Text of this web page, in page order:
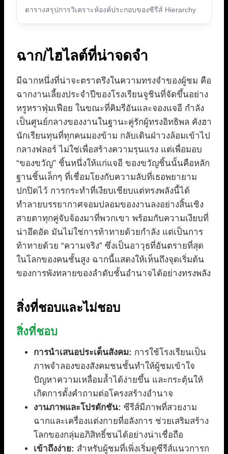
ตารางสรุปการวิเคราะห์องค์ประกอบของซีรีส์ Hierarchy
ฉาก/ไฮไลต์ที่น่าจดจำ
มีฉากหนึ่งที่น่าจะตราตรึงในความทรงจำของผู้ชม คือ
ฉากงานเลี้ยงประจำปีของโรงเรียนจูชินที่จัดขึ้นอย่าง
หรูหราฟุ่มเฟือย ในขณะที่คิมรีอันและจองแจอี กำลัง
เป็นศูนย์กลางของงานในฐานะคู่รักผู้ทรงอิทธิพล คังฮา
นักเรียนทุนที่ทุกคนมองข้าม กลับเดินฝ่าวงล้อมเข้าไป
กลางฟลอร์ ไม่ใช่เพื่อสร้างความรุนแรง แต่เพื่อมอบ
“ของขวัญ” ชิ้นหนึ่งให้แก่แจอี ของขวัญชิ้นนั้นคือหลัก
ฐานชิ้นเล็กๆ ที่เชื่อมโยงกับความลับที่เธอพยายาม
ปกปิดไว้ การกระทำที่เงียบเชียบแต่ทรงพลังนี้ได้
ทำลายบรรยากาศจอมปลอมของงานลงอย่างสิ้นเชิง
สายตาทุกคู่จับจ้องมาที่พวกเขา พร้อมกับความเงียบที่
น่าอึดอัด มันไม่ใช่การท้าทายด้วยกำลัง แต่เป็นการ
ท้าทายด้วย “ความจริง” ซึ่งเป็นอาวุธที่อันตรายที่สุด
ในโลกของคนชั้นสูง ฉากนี้แสดงให้เห็นถึงจุดเริ่มต้น
ของการพังทลายของลำดับชั้นอำนาจได้อย่างทรงพลัง
สิ่งที่ชอบและไม่ชอบ
สิ่งที่ชอบ
การนำเสนอประเด็นสังคม: การใช้โรงเรียนเป็น
ภาพจำลองของสังคมชนชั้นทำให้ผู้ชมเข้าใจ
ปัญหาความเหลื่อมล้ำได้ง่ายขึ้น และกระตุ้นให้
เกิดการตั้งคำถามต่อโครงสร้างอำนาจ
งานภาพและโปรดักชัน: ซีรีส์มีภาพที่สวยงาม
ฉากและเครื่องแต่งกายที่อลังการ ช่วยเสริมสร้าง
โลกของกลุ่มอภิสิทธิ์ชนได้อย่างน่าเชื่อถือ
เข้าถึงง่าย: สำหรับผู้ชมที่เพิ่งเริ่มดูซีรีส์แนวการก